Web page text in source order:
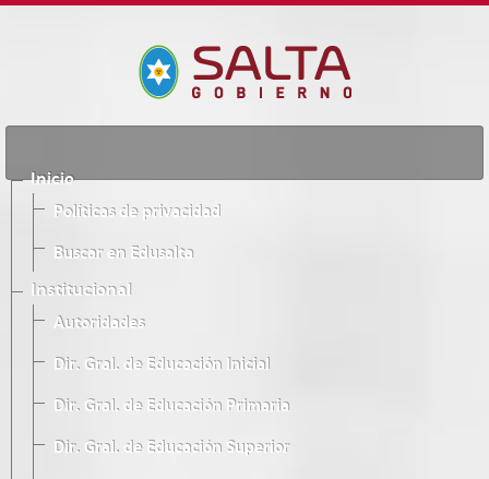
Inicio
Políticas de privacidad
Buscar en Edusalta
Institucional
Autoridades
Dir. Gral. de Educación Inicial
Dir. Gral. de Educación Primaria
Dir. Gral. de Educación Superior